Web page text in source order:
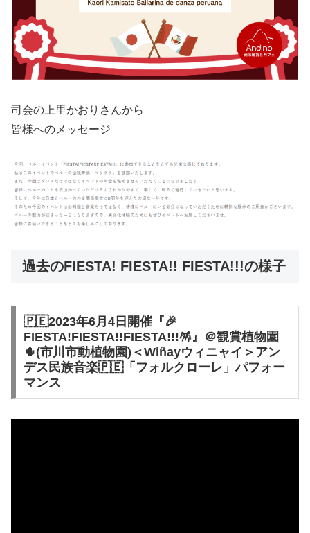
司会の上里かおりさんから
皆様へのメッセージ
過去のFIESTA! FIESTA!! FIESTA!!!の様子
🇵🇪2023年6月4日開催『🎉
FIESTA!FIESTA!!FIESTA!!!🪅』＠観賞植物園
🌵(市川市動植物園)＜Wiñayウィニャイ＞アン
デス民族音楽🇵🇪「フォルクローレ」パフォー
マンス